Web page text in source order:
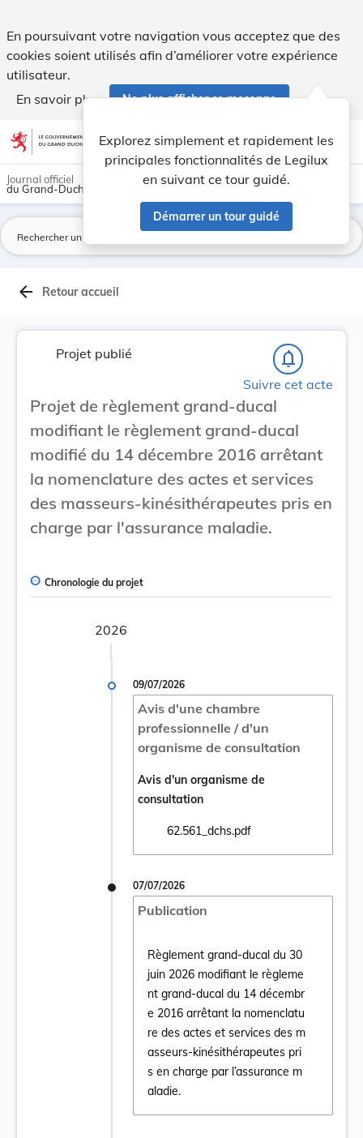
En poursuivant votre navigation vous acceptez que des
cookies soient utilisés afin d’améliorer votre expérience
utilisateur.
En savoir plus
Ne plus afficher ce message
Aller au contenu account_circle help Aide
Explorez simplement et rapidement les
principales fonctionnalités de Legilux
en suivant ce tour guidé.
Démarrer un tour guidé
light_mode dark_mode
Journal officiel
du Grand-Duché de Luxembourg
arrow_back Retour accueil
Projet publié notifications_none
Suivre cet acte
Projet de règlement grand-ducal
modifiant le règlement grand-ducal
modifié du 14 décembre 2016 arrêtant
la nomenclature des actes et services
des masseurs-kinésithérapeutes pris en
charge par l'assurance maladie.
Chronologie du projet
2026
09/07/2026
Avis d'une chambre
professionnelle / d'un
organisme de consultation
Avis d'un organisme de
consultation
62.561_dchs.pdf
Ouvrir le document 62.561_dchs.pdf dans
07/07/2026
Publication
Règlement grand-ducal du 30
juin 2026 modifiant le règleme
nt grand-ducal du 14 décembr
e 2016 arrêtant la nomenclatu
re des actes et services des m
asseurs-kinésithérapeutes pri
s en charge par l’assurance m
aladie.
Ouvrir le document Règlement grand-